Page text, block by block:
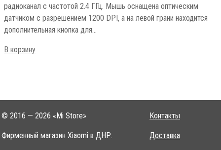
радиоканал с частотой 2.4 ГГц. Мышь оснащена оптическим
датчиком с разрешением 1200 DPI, а на левой грани находится
дополнительная кнопка для…
В корзину
© 2016 — 2026 «Mi Store»
Фирменный магазин Xiaomi в ДНР.
Контакты
Доставка